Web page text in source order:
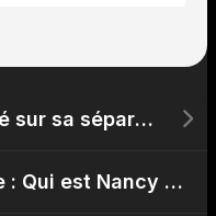
Shakira ex-mari : La vérité sur sa séparation très médiatisée avec Gerard Piqué
Paul McCartney femme : Qui est Nancy Shevell, sa troisième épouse ?